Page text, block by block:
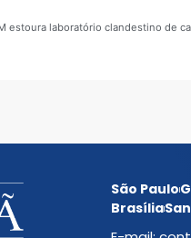
São Paulo
Brasília